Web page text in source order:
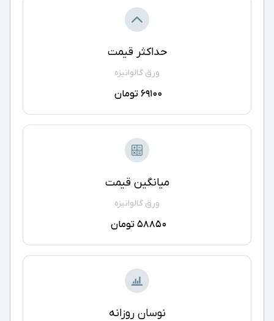
حداکثر قیمت
ورق گالوانیزه
69100 تومان
میانگین قیمت
ورق گالوانیزه
58850 تومان
نوسان روزانه